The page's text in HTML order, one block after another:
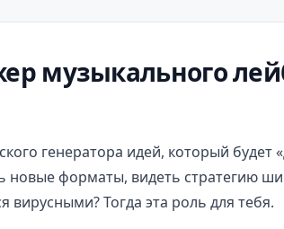
музыкального
генератора идей, который будет
новые форматы, видеть стратегию
вирусными? Тогда эта роль для тебя.